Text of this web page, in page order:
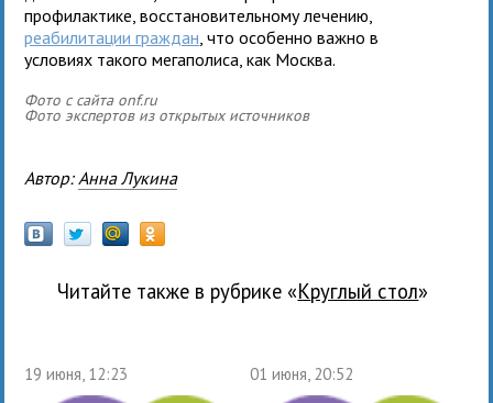
профилактике, восстановительному лечению,
реабилитации граждан , что особенно важно в
условиях такого мегаполиса, как Москва.
Фото с сайта onf.ru
Фото экспертов из открытых источников
Автор: Анна Лукина
Читайте также в рубрике « Круглый стол»
19 июня, 12:23 01 июня, 20:52